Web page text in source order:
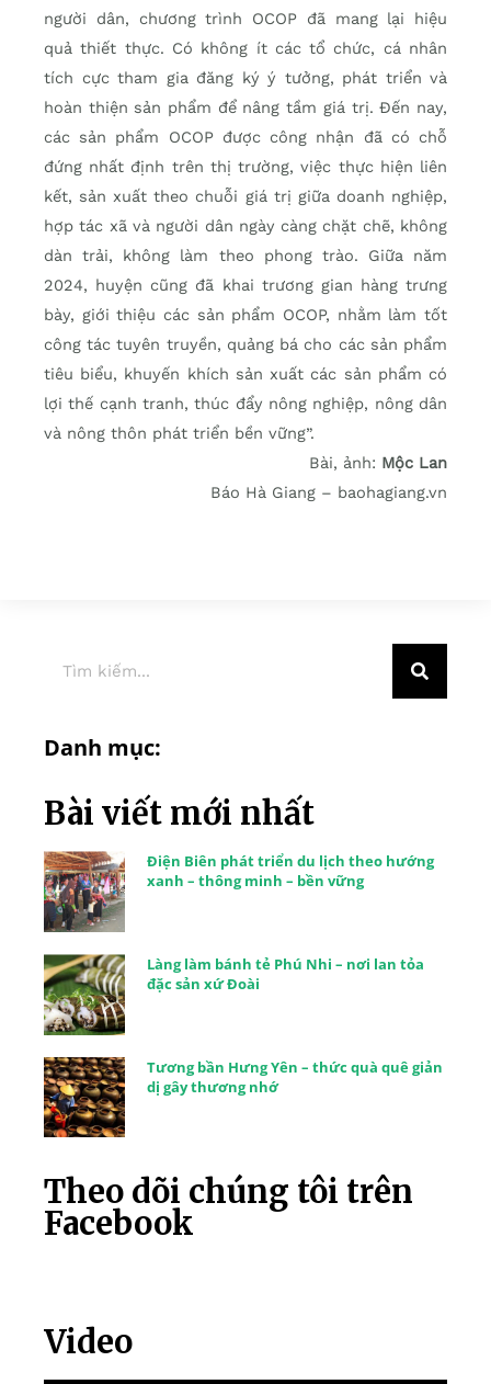
người dân, chương trình OCOP đã mang lại hiệu
quả thiết thực. Có không ít các tổ chức, cá nhân
tích cực tham gia đăng ký ý tưởng, phát triển và
hoàn thiện sản phẩm để nâng tầm giá trị. Đến nay,
các sản phẩm OCOP được công nhận đã có chỗ
đứng nhất định trên thị trường, việc thực hiện liên
kết, sản xuất theo chuỗi giá trị giữa doanh nghiệp,
hợp tác xã và người dân ngày càng chặt chẽ, không
dàn trải, không làm theo phong trào. Giữa năm
2024, huyện cũng đã khai trương gian hàng trưng
bày, giới thiệu các sản phẩm OCOP, nhằm làm tốt
công tác tuyên truyền, quảng bá cho các sản phẩm
tiêu biểu, khuyến khích sản xuất các sản phẩm có
lợi thế cạnh tranh, thúc đẩy nông nghiệp, nông dân
và nông thôn phát triển bền vững”.
Bài, ảnh: Mộc Lan
Báo Hà Giang – baohagiang.vn
Danh mục:
Bài viết mới nhất
Điện Biên phát triển du lịch theo hướng
xanh – thông minh – bền vững
Làng làm bánh tẻ Phú Nhi – nơi lan tỏa
đặc sản xứ Đoài
Tương bần Hưng Yên – thức quà quê giản
dị gây thương nhớ
Theo dõi chúng tôi trên
Facebook
Video